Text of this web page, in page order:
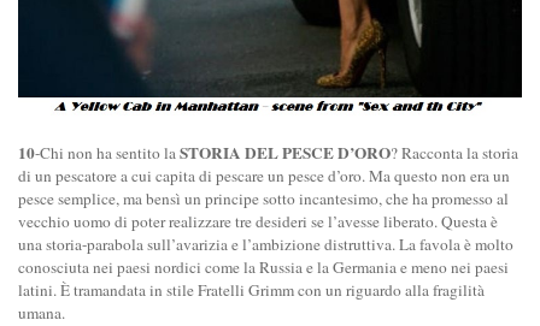
10-Chi non ha sentito laSTORIA DEL PESCE D’ORO? Racconta la storia
di un pescatore a cui capita di pescare un pesce d’oro. Ma questo non era un
pesce semplice, ma bensì un principe sotto incantesimo, che ha promesso al
vecchio uomo di poter realizzare tre desideri se l’avesse liberato. Questa è
una storia-parabola sull’avarizia e l’ambizione distruttiva. La favola è molto
conosciuta nei paesi nordici come la Russia e la Germania e meno nei paesi
latini. È tramandata in stile Fratelli Grimm con un riguardo alla fragilità
umana.